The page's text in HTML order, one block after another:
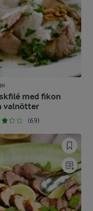
med fikon
valnötter
(69)